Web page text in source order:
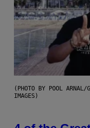
(PHOTO BY POOL ARNAL/
IMAGES)